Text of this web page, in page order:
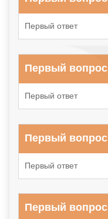
Первый ответ
Первый вопрос
Первый ответ
Первый вопрос
Первый ответ
Первый вопрос